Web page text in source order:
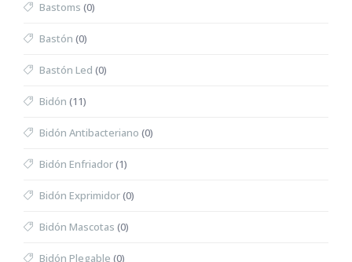
Bastoms (0)
Bastón (0)
Bastón Led (0)
Bidón (11)
Bidón Antibacteriano (0)
Bidón Enfriador(1)
Bidón Exprimidor(0)
Bidón Mascotas (0)
Bidón Plegable (0)